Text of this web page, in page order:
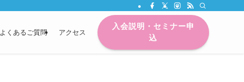
よくあるご質問 アクセス
入会説明・セミナー申
込